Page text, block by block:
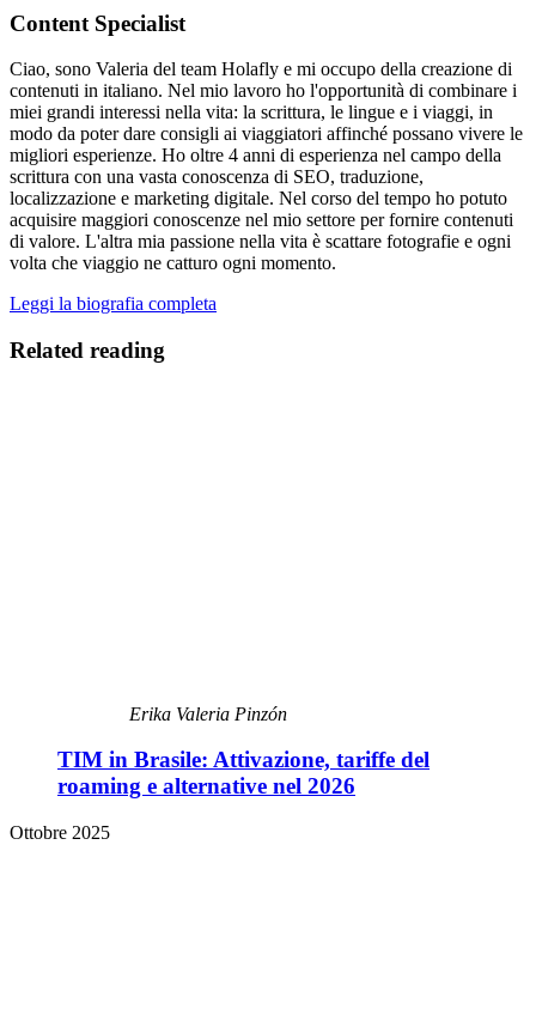
Content Specialist
Ciao, sono Valeria del team Holafly e mi occupo della creazione di
contenuti in italiano. Nel mio lavoro ho l'opportunità di combinare i
miei grandi interessi nella vita: la scrittura, le lingue e i viaggi, in
modo da poter dare consigli ai viaggiatori affinché possano vivere le
migliori esperienze. Ho oltre 4 anni di esperienza nel campo della
scrittura con una vasta conoscenza di SEO, traduzione,
localizzazione e marketing digitale. Nel corso del tempo ho potuto
acquisire maggiori conoscenze nel mio settore per fornire contenuti
di valore. L'altra mia passione nella vita è scattare fotografie e ogni
volta che viaggio ne catturo ogni momento.
Leggi la biografia completa
Related reading
Erika Valeria Pinzón
TIM in Brasile: Attivazione, tariffe del
roaming e alternative nel 2026
Ottobre 2025